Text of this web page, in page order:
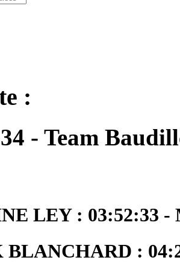
:
- Team
LEY : 03:52:33 -
BLANCHARD :